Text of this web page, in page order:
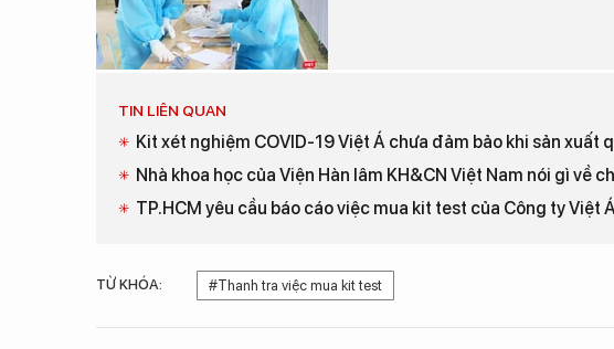
TIN LIÊN QUAN
Kit xét nghiệm COVID-19 Việt Á chưa đảm bảo khi sản xuất
Nhà khoa học của Viện Hàn lâm KH&CN Việt Nam nói gì về
TP.HCM yêu cầu báo cáo việc mua kit test của Công ty Việt
TỪ KHÓA: #Thanh tra việc mua kit test